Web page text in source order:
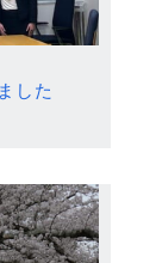
した